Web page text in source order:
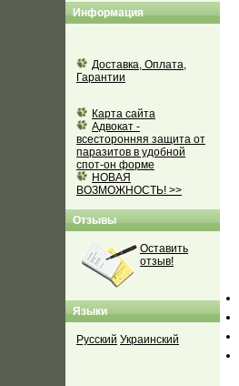
Информация
Доставка, Оплата,
Гарантии
Карта сайта
Адвокат -
всесторонняя защита от
паразитов в удобной
спот-он форме
НОВАЯ
ВОЗМОЖНОСТЬ! >>
Отзывы
Оставить
отзыв!
Языки
Русский Украинский